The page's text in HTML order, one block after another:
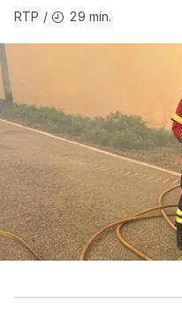
As autoridades
dias ou semanas para
dois mil operacionais
às chamas.
RTP / 29 min.